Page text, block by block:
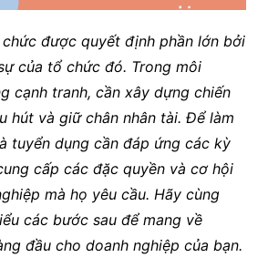
được quyết định phần lớn bởi
của tổ chức đó. Trong môi
cạnh tranh, cần xây dựng chiến
hút và giữ chân nhân tài. Để làm
tuyển dụng cần đáp ứng các kỳ
cấp các đặc quyền và cơ hội
mà họ yêu cầu. Hãy cùng
các bước sau để mang về
đầu cho doanh nghiệp của bạn.